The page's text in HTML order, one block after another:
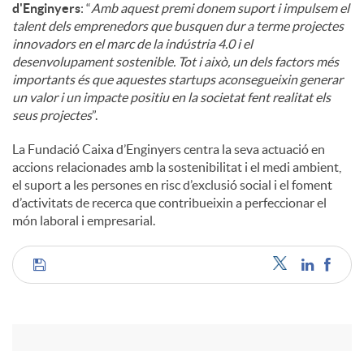
d'Enginyers: “Amb aquest premi donem suport i impulsem el
talent dels emprenedors que busquen dur a terme projectes
innovadors en el marc de la indústria 4.0 i el
desenvolupament sostenible. Tot i això, un dels factors més
importants és que aquestes startups aconsegueixin generar
un valor i un impacte positiu en la societat fent realitat els
seus projectes”.
La Fundació Caixa d’Enginyers centra la seva actuació en
accions relacionades amb la sostenibilitat i el medi ambient,
el suport a les persones en risc d’exclusió social i el foment
d’activitats de recerca que contribueixin a perfeccionar el
món laboral i empresarial.
C